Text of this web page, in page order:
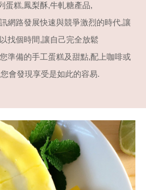
蛋糕,鳳梨酥,牛軋糖產品,
網路發展快速與競爭激烈的時代,讓
找個時間,讓自己完全放鬆
準備的手工蛋糕及甜點,配上咖啡或
會發現享受是如此的容易.